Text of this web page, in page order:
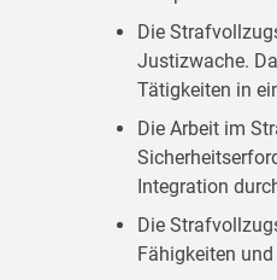
Die
Justizwache.
Tätigkeiten in
Die Arbeit im
Integration
Die
Fähigkeiten